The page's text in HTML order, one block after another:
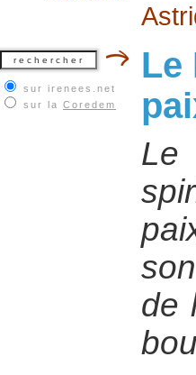
sur irenees.net
sur la Coredem
Le
de